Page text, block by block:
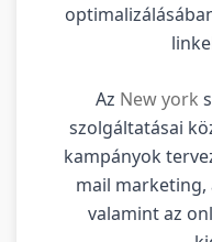
Az New york
szolgáltatásai
kampányok
mail marketing,
valamint az